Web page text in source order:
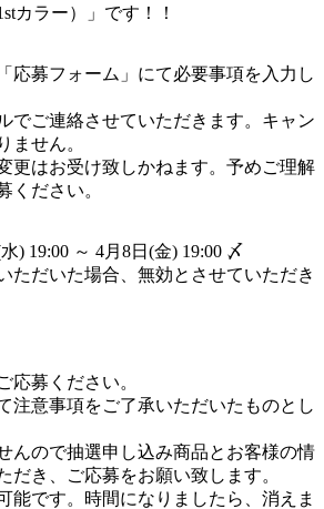
カラー）」です！！
応募フォーム」にて必要事項を入力し
でご連絡させていただきます。キャン
ません。
更はお受け致しかねます。予めご理解
ください。
) 19:00 ～ 4月8日(金) 19:00 〆
ただいた場合、無効とさせていただき
募ください。
注意事項をご了承いただいたものとし
んので抽選申し込み商品とお客様の情
だき、ご応募をお願い致します。
能です。時間になりましたら、消えま